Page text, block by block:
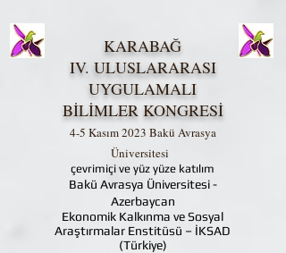
KARABAĞ
IV. ULUSLARARASI
UYGULAMALI
BİLİMLER KONGRESİ
4-5 Kasım 2023 Bakü Avrasya
Üniversitesi
çevrimiçi ve yüz yüze katılım
Bakü Avrasya Üniversitesi -
Azerbaycan
Ekonomik Kalkınma ve Sosyal
Araştırmalar Enstitüsü – İKSAD
(Türkiye)